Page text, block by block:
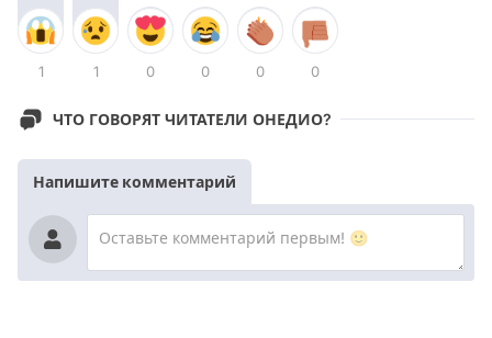
1 1 0 0 0 0
ЧТО ГОВОРЯТ ЧИТАТЕЛИ ОНЕДИО?
Напишите комментарий